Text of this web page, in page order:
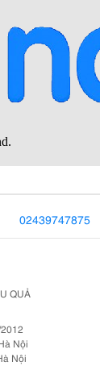
02439747875
QUẢ
Nội
Nội